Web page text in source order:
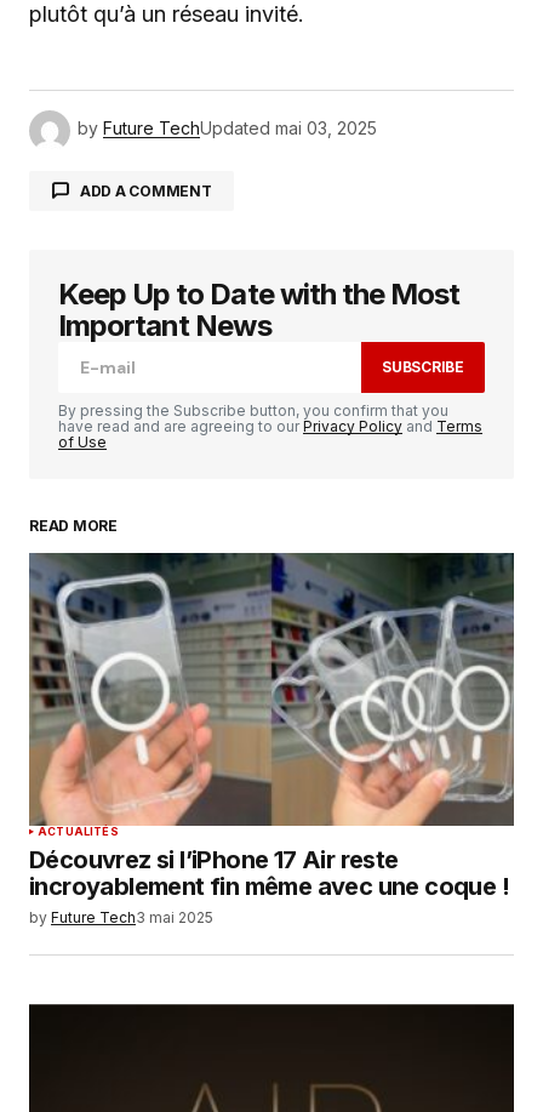
plutôt qu’à un réseau invité.
by Future TechUpdated mai 03, 2025
ADD A COMMENT
Votre adresse e-mail ne sera pas publiée. Les
champs obligatoires sont indiqués avec
Your Name
Your E-mail*
Enregistrer mon nom, mon e-mail et mon
site dans le navigateur pour mon prochain
commentaire.
SUBMIT COMMENT
Keep Up to Date with the Most
Important News
SUBSCRIBE
By pressing the Subscribe button, you confirm that you
have read and are agreeing to ourPrivacy Policy and Terms
of Use
READ MORE
ACTUALITÉS
Découvrez si l’iPhone 17 Air reste
incroyablement fin même avec une coque !
by Future Tech3 mai 2025